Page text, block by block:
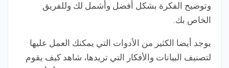
وتوضيح الفكرة بشكل أفضل وأشمل لك وللفريق
الخاص بك.
يوجد أيضا الكثير من الأدوات التي يمكنك العمل عليها
لتصنيف البيانات والأفكار التي تريدها، شاهد كيف يقوم